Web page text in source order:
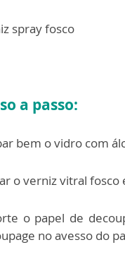
spray fosco
a passo:
bem o vidro com
o verniz vitral
o papel de
no avesso do